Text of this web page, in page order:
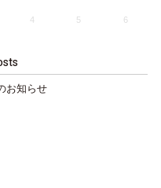
4 5 6
お知らせ